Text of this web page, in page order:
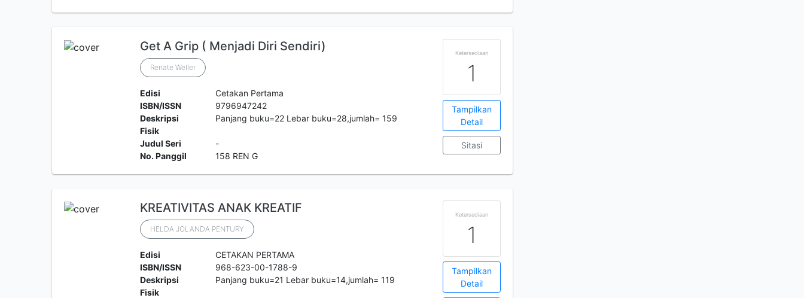
Get A Grip ( Menjadi Diri Sendiri)
Renate Weller
Edisi
Cetakan Pertama
ISBN/ISSN
9796947242
Deskripsi
Fisik
Panjang buku=22 Lebar buku=28,jumlah= 159
Judul Seri
-
No. Panggil
158 REN G
Ketersediaan
1
Tampilkan
Detail
Sitasi
KREATIVITAS ANAK KREATIF
HELDA JOLANDA PENTURY
Edisi
CETAKAN PERTAMA
ISBN/ISSN
968-623-00-1788-9
Deskripsi
Fisik
Panjang buku=21 Lebar buku=14,jumlah= 119
Ketersediaan
1
Tampilkan
Detail